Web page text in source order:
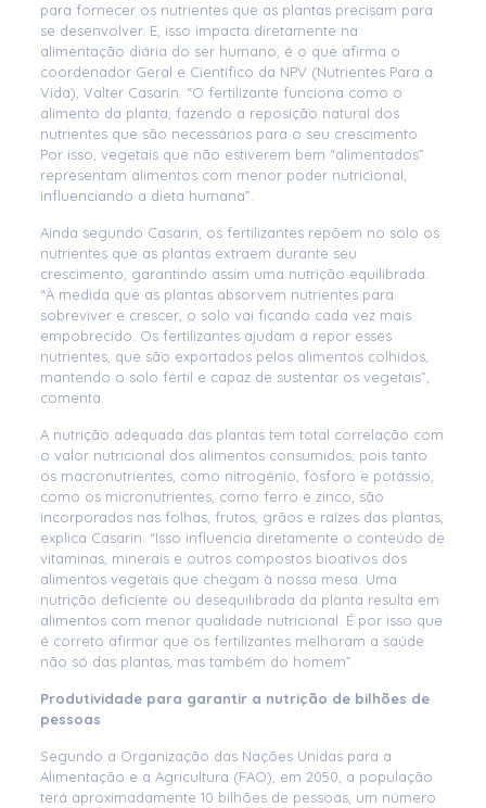
para fornecer os nutrientes que as plantas precisam para
se desenvolver. E, isso impacta diretamente na
alimentação diária do ser humano, é o que afirma o
coordenador Geral e Científico da NPV (Nutrientes Para a
Vida), Valter Casarin. “O fertilizante funciona como o
alimento da planta, fazendo a reposição natural dos
nutrientes que são necessários para o seu crescimento.
Por isso, vegetais que não estiverem bem “alimentados”
representam alimentos com menor poder nutricional,
influenciando a dieta humana”.
Ainda segundo Casarin, os fertilizantes repõem no solo os
nutrientes que as plantas extraem durante seu
crescimento, garantindo assim uma nutrição equilibrada.
“À medida que as plantas absorvem nutrientes para
sobreviver e crescer, o solo vai ficando cada vez mais
empobrecido. Os fertilizantes ajudam a repor esses
nutrientes, que são exportados pelos alimentos colhidos,
mantendo o solo fértil e capaz de sustentar os vegetais”,
comenta.
A nutrição adequada das plantas tem total correlação com
o valor nutricional dos alimentos consumidos, pois tanto
os macronutrientes, como nitrogênio, fósforo e potássio,
como os micronutrientes, como ferro e zinco, são
incorporados nas folhas, frutos, grãos e raízes das plantas,
explica Casarin. “Isso influencia diretamente o conteúdo de
vitaminas, minerais e outros compostos bioativos dos
alimentos vegetais que chegam à nossa mesa. Uma
nutrição deficiente ou desequilibrada da planta resulta em
alimentos com menor qualidade nutricional. É por isso que
é correto afirmar que os fertilizantes melhoram a saúde
não só das plantas, mas também do homem”.
Produtividade para garantir a nutrição de bilhões de
pessoas
Segundo a Organização das Nações Unidas para a
Alimentação e a Agricultura (FAO), em 2050, a população
terá aproximadamente 10 bilhões de pessoas, um número